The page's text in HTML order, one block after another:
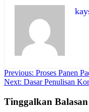
Navigasi
pos
Previous: Proses Panen
Next: Dasar Penulisan
Tinggalkan Balasan